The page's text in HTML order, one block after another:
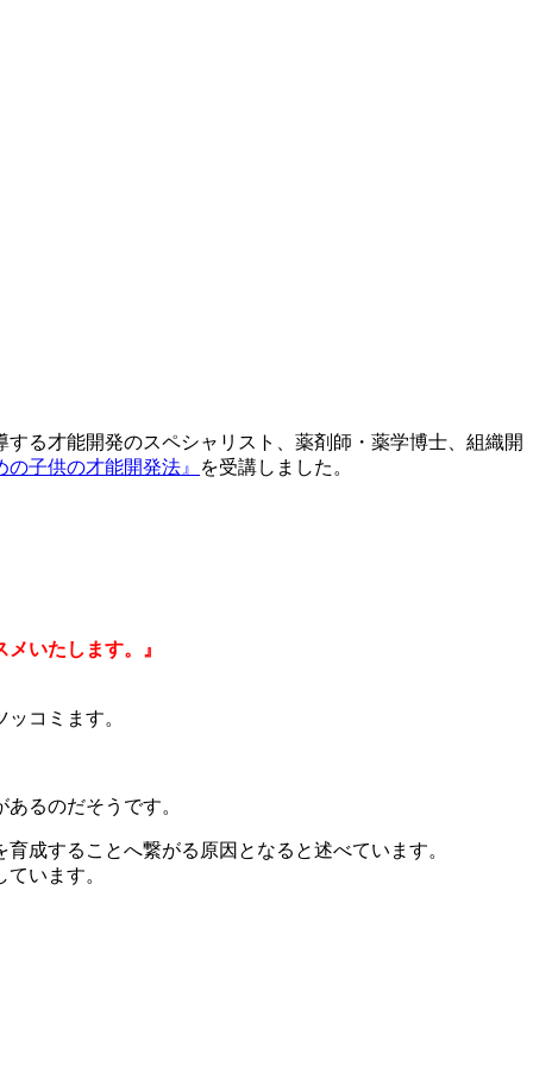
る才能開発のスペシャリスト、薬剤師・薬学博士、組織開
子供の才能開発法』
を受講しました。
いたします。』
コミます。
るのだそうです。
成することへ繋がる原因となると述べています。
います。